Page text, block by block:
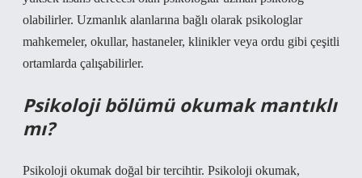
olabilirler. Uzmanlık alanlarına bağlı olarak psikologlar
mahkemeler, okullar, hastaneler, klinikler veya ordu gibi çeşitli
ortamlarda çalışabilirler.
Psikoloji bölümü okumak mantıklı
mı?
Psikoloji okumak doğal bir tercihtir. Psikoloji okumak,